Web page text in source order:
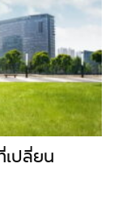
ปลี่ยน